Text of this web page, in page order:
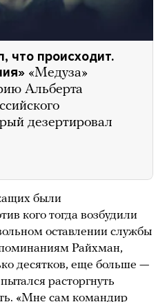
что происходит.
«Медуза»
Альберта
дезертировал
были
кого тогда возбудили
оставлении службы
Райхман,
десятков, еще больше —
расторгнуть
«Мне сам командир